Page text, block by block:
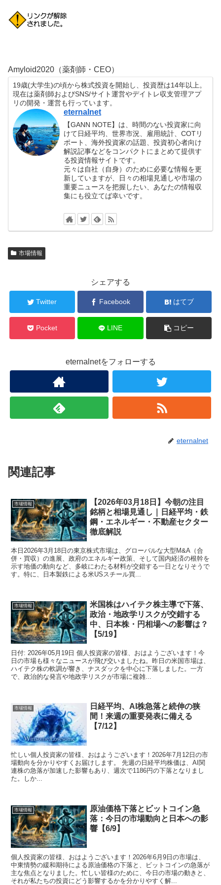
Amyloid2020（薬剤師・CEO）
19歳(大学生)の頃から株式投資を開始し、投資歴は14年以上。
現在は薬剤師およびSNS/サイト運営やデイトレ収支管理アプ
リの開発・運営も行っています。
eternalnet
【GANN NOTE】は、時間のない投資家に向
けて日経平均、世界市況、雇用統計、COTリ
ポート、海外投資家の話題、投資初心者向け
解説記事などをコンパクトにまとめて提供す
る投資情報サイトです。
元々は自社（自身）のために必要な情報を更
新していますが、日々の相場見通しや市場の
重要ニュースを把握したい、あなたの情報収
集にも役立てば幸いです。
市場情報
シェアする
Twitter Facebook はてブ
Pocket LINE コピー
eternalnetをフォローする
eternalnet
関連記事
市場情報
【2026年03月18日】今朝の注目
銘柄と相場見通し｜日経平均・鉄
鋼・エネルギー・不動産セクター
徹底解説
本日2026年3月18日の東京株式市場は、グローバルな大型M&A（合
併・買収）の進展、政府のエネルギー政策、そして国内経済の根幹を
示す地価の動向など、多岐にわたる材料が交錯する一日となりそうで
す。特に、日本製鉄による米USスチール買...
市場情報
米国株はハイテク株主導で下落、
政治・地政学リスクが交錯する
中、日本株・円相場への影響は？
【5/19】
日付: 2026年05月19日 個人投資家の皆様、おはようございます！今
日の市場も様々なニュースが飛び交いましたね。昨日の米国市場は、
ハイテク株の軟調が響き、ナスダックを中心に下落しました。一方
で、政治的な発言や地政学リスクが市場に複雑...
市場情報
日経平均、AI株急落と続伸の狭
間！来週の重要発表に備える
【7/12】
忙しい個人投資家の皆様、おはようございます！2026年7月12日の市
場動向を分かりやすくお届けします。 先週の日経平均株価は、AI関
連株の急落が加速した影響もあり、週次で1186円の下落となりまし
た。しか...
市場情報
原油価格下落とビットコイン急
落：今日の市場動向と日本への影
響【6/9】
個人投資家の皆様、おはようございます！2026年6月9日の市場は、
中東情勢の緩和期待による原油価格の下落と、ビットコインの急落が
主な焦点となりました。忙しい皆様のために、今日の市場の動きと、
それが私たちの投資にどう影響するかを分かりやすく解...